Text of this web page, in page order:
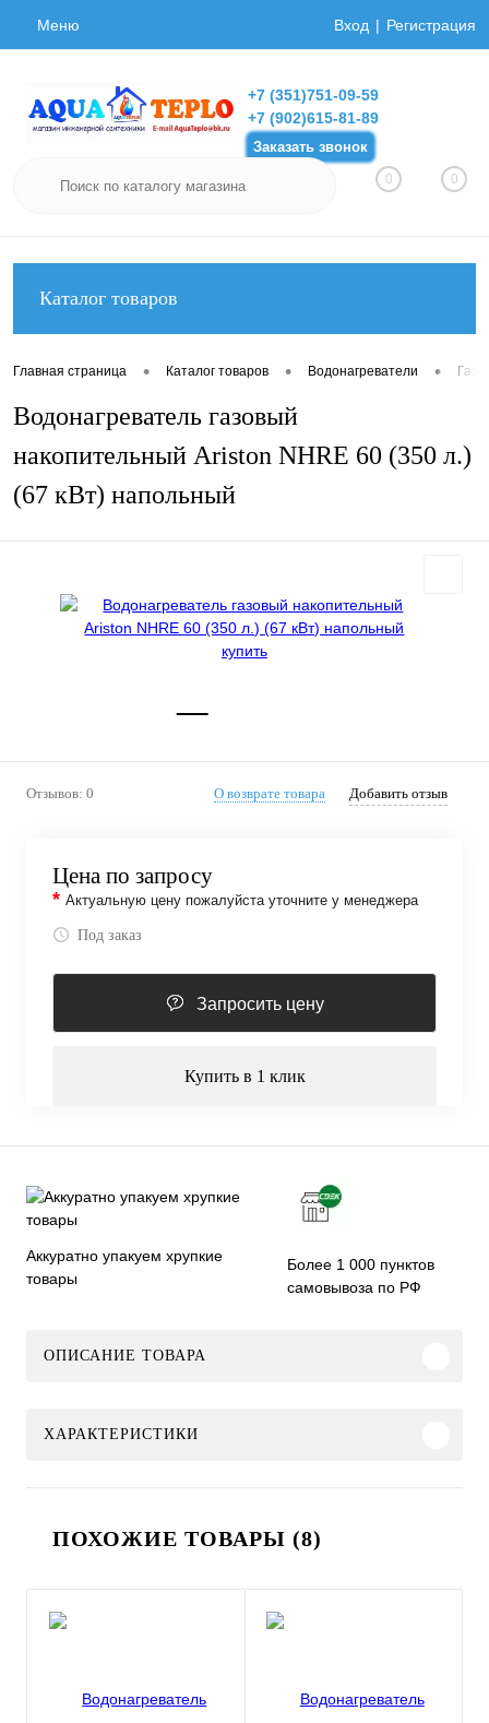
Меню Вход Регистрация
+7 (351)751-09-59
+7 (902)615-81-89
Заказать звонок
0 0
Каталог товаров
Главная страница • Каталог товаров • Водонагреватели •
Водонагреватель газовый
накопительный Ariston NHRE 60 (350 л.)
(67 кВт) напольный
Отзывов: 0 О возврате товара Добавить отзыв
Цена по запросу
* Актуальную цену пожалуйста уточните у менеджера
Под заказ
Запросить цену
Купить в 1 клик
Аккуратно упакуем хрупкие
товары
Более 1 000 пунктов
самовывоза по РФ
ОПИСАНИЕ ТОВАРА
ХАРАКТЕРИСТИКИ
ПОХОЖИЕ ТОВАРЫ (8)